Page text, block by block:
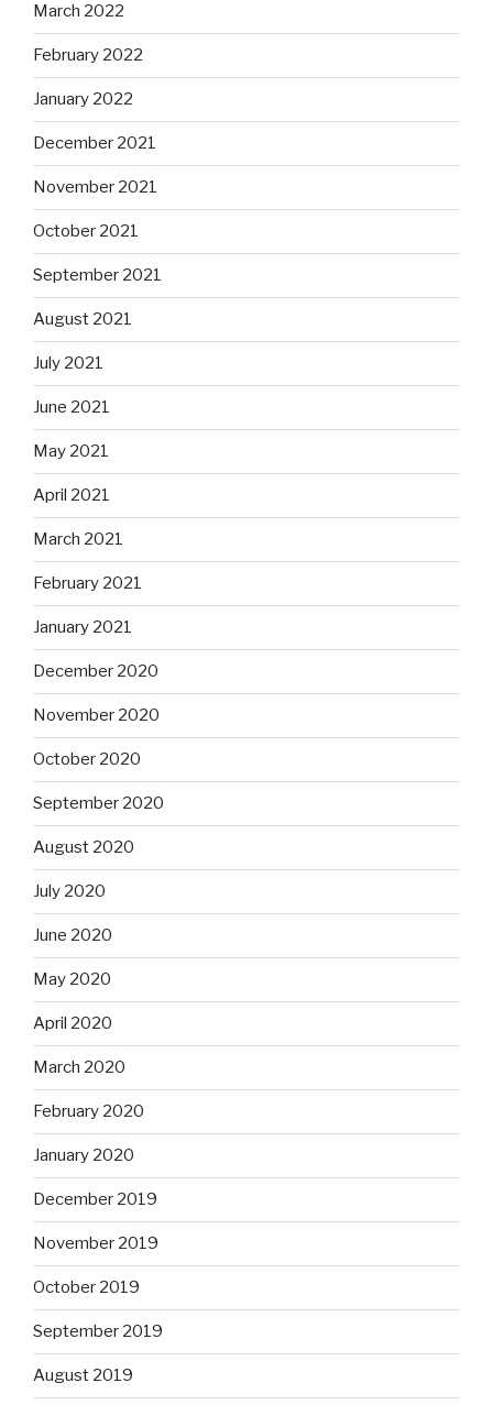
March 2022
February 2022
January 2022
December 2021
November 2021
October 2021
September 2021
August 2021
July 2021
June 2021
May 2021
April 2021
March 2021
February 2021
January 2021
December 2020
November 2020
October 2020
September 2020
August 2020
July 2020
June 2020
May 2020
April 2020
March 2020
February 2020
January 2020
December 2019
November 2019
October 2019
September 2019
August 2019